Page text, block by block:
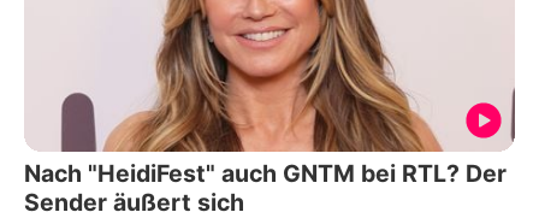
Nach "HeidiFest" auch GNTM bei RTL? Der
Sender äußert sich